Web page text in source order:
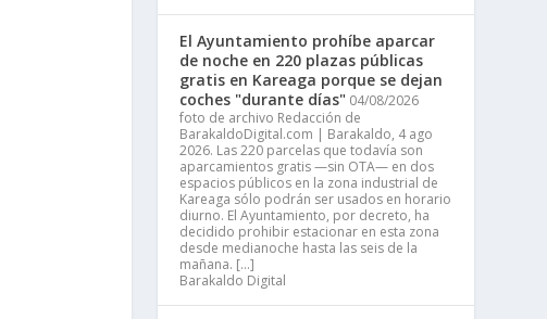
El Ayuntamiento prohíbe aparcar
de noche en 220 plazas públicas
gratis en Kareaga porque se dejan
coches "durante días" 04/08/2026
foto de archivo Redacción de
BarakaldoDigital.com | Barakaldo, 4 ago
2026. Las 220 parcelas que todavía son
aparcamientos gratis —sin OTA— en dos
espacios públicos en la zona industrial de
Kareaga sólo podrán ser usados en horario
diurno. El Ayuntamiento, por decreto, ha
decidido prohibir estacionar en esta zona
desde medianoche hasta las seis de la
mañana. […]
Barakaldo Digital